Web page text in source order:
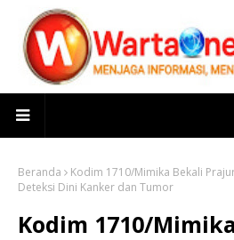
Beranda
Kodim 1710/Mimika Bekali
Deteksi Dini Kanker dan Tumor
Kodim 1710/